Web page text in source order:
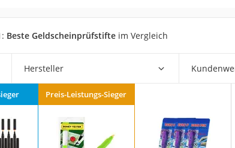
Duschpaneel
Matratze 90 x 200 cm
Service
Beste Geldscheinprüfstifte im Vergleich
Hersteller
Preis-Leistungs-Sieger